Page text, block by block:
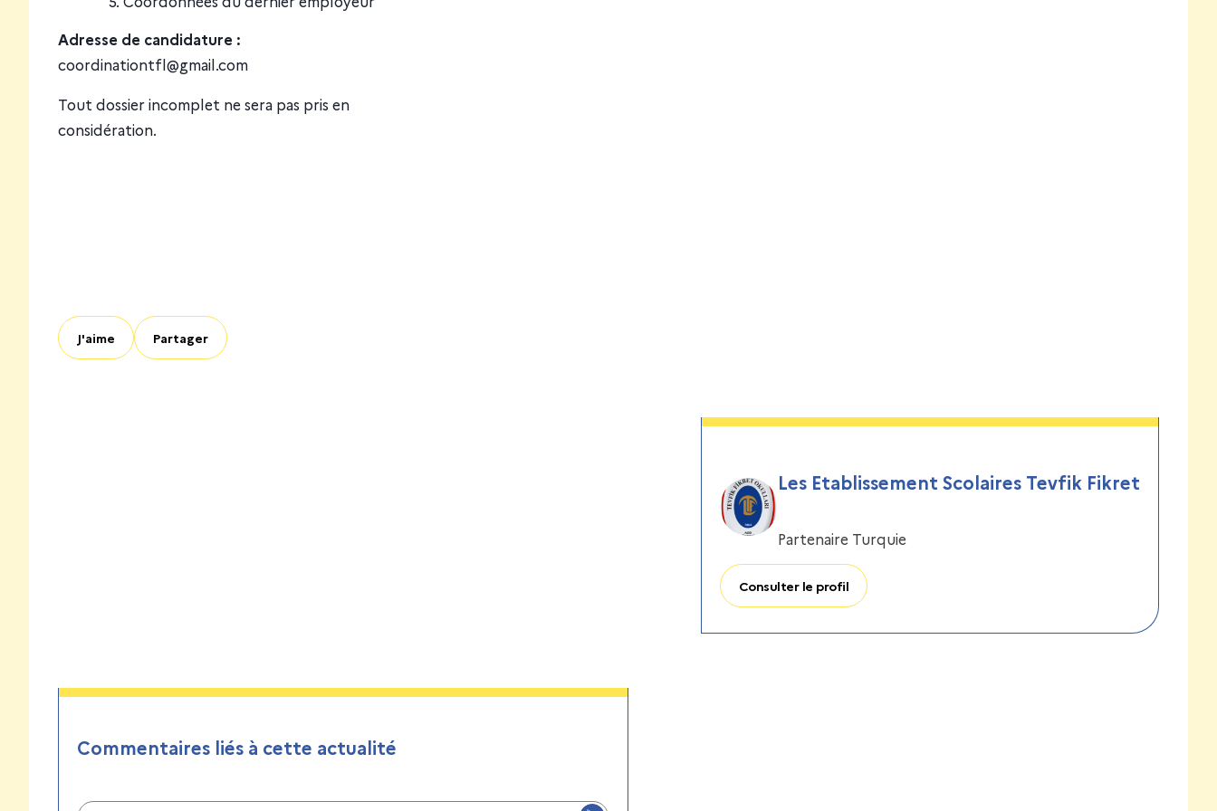
Adresse de candidature :
coordinationtfl@gmail.com
Tout dossier incomplet ne sera pas pris en
considération.
J'aime Partager
Les Etablissement Scolaires Tevfik Fikret
Partenaire Turquie
Consulter le profil
Commentaires liés à cette actualité